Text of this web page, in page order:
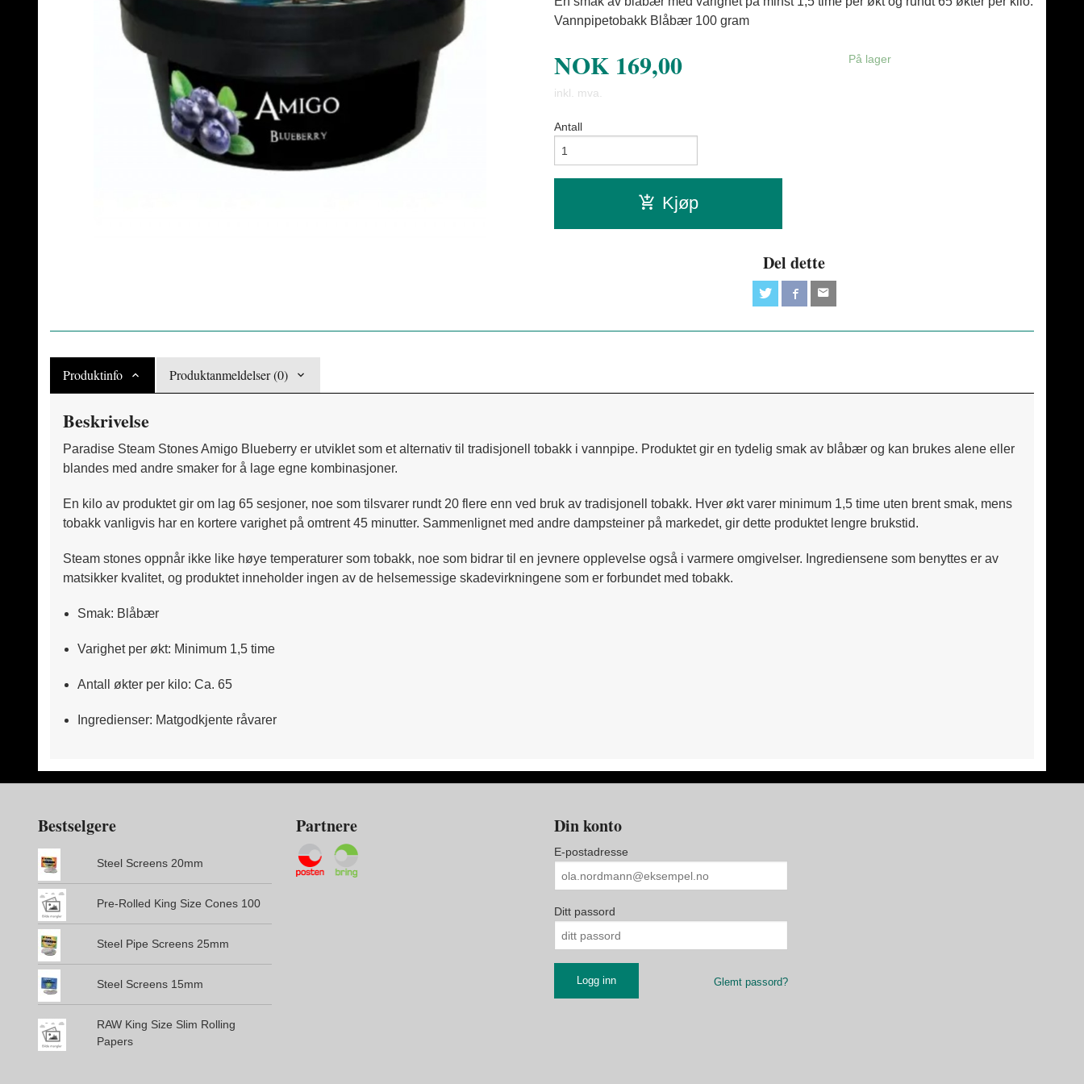
Vannpipetobakk Blåbær 100 gram
NOK 169,00
inkl. mva.
På lager
Antall
Kjøp
Del dette
Produktinfo Produktanmeldelser (0)
Beskrivelse
Paradise Steam Stones Amigo Blueberry er utviklet som et alternativ til tradisjonell tobakk i vannpipe. Produktet gir en tydelig smak av blåbær og kan brukes alene eller
blandes med andre smaker for å lage egne kombinasjoner.
En kilo av produktet gir om lag 65 sesjoner, noe som tilsvarer rundt 20 flere enn ved bruk av tradisjonell tobakk. Hver økt varer minimum 1,5 time uten brent smak, mens
tobakk vanligvis har en kortere varighet på omtrent 45 minutter. Sammenlignet med andre dampsteiner på markedet, gir dette produktet lengre brukstid.
Steam stones oppnår ikke like høye temperaturer som tobakk, noe som bidrar til en jevnere opplevelse også i varmere omgivelser. Ingrediensene som benyttes er av
matsikker kvalitet, og produktet inneholder ingen av de helsemessige skadevirkningene som er forbundet med tobakk.
Smak: Blåbær
Varighet per økt: Minimum 1,5 time
Antall økter per kilo: Ca. 65
Ingredienser: Matgodkjente råvarer
Bestselgere
Steel Screens 20mm
Pre-Rolled King Size Cones 100
Steel Pipe Screens 25mm
Steel Screens 15mm
RAW King Size Slim Rolling
Papers
Partnere Din konto
E-postadresse
Ditt passord
Glemt passord?